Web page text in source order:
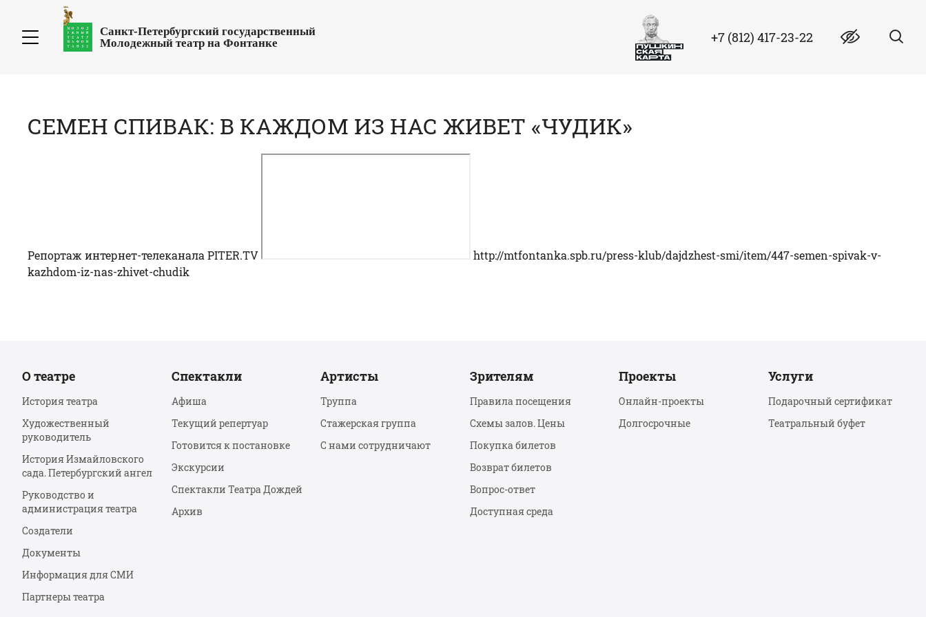
Санкт-Петербургский государственный
Молодежный театр на Фонтанке
+7 (812) 417-23-22
СЕМЕН СПИВАК: В КАЖДОМ ИЗ НАС ЖИВЕТ «ЧУДИК»
Репортаж интернет-телеканала PITER.TV
http://mtfontanka.spb.ru/press-klub/dajdzhest-smi/item/447-semen-spivak-v-
kazhdom-iz-nas-zhivet-chudik
О театре
История театра
Художественный
руководитель
История Измайловского
сада. Петербургский ангел
Руководство и
администрация театра
Создатели
Документы
Информация для СМИ
Партнеры театра
Спектакли
Афиша
Текущий репертуар
Готовится к постановке
Экскурсии
Спектакли Театра Дождей
Архив
Артисты
Труппа
Стажерская группа
С нами сотрудничают
Зрителям
Правила посещения
Схемы залов. Цены
Покупка билетов
Возврат билетов
Вопрос-ответ
Доступная среда
Проекты
Онлайн-проекты
Долгосрочные
Услуги
Подарочный сертификат
Театральный буфет